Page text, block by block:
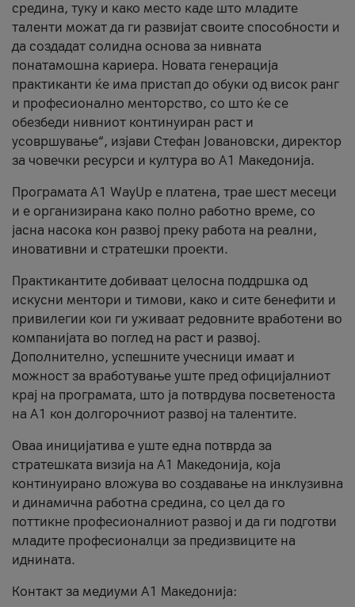
средина, туку и како место каде што младите
таленти можат да ги развијат своите способности и
да создадат солидна основа за нивната
понатамошна кариера. Новата генерација
практиканти ќе има пристап до обуки од висок ранг
и професионално менторство, со што ќе се
обезбеди нивниот континуиран раст и
усовршување“, изјави Стефан Јовановски, директор
за човечки ресурси и култура во А1 Македонија.
Програмата A1 WayUp е платена, трае шест месеци
и е организирана како полно работно време, со
јасна насока кон развој преку работа на реални,
иновативни и стратешки проекти.
Практикантите добиваат целосна поддршка од
искусни ментори и тимови, како и сите бенефити и
привилегии кои ги уживаат редовните вработени во
компанијата во поглед на раст и развој.
Дополнително, успешните учесници имаат и
можност за вработување уште пред официјалниот
крај на програмата, што ја потврдува посветеноста
на А1 кон долгорочниот развој на талентите.
Оваа иницијатива е уште една потврда за
стратешката визија на А1 Македонија, која
континуирано вложува во создавање на инклузивна
и динамична работна средина, со цел да го
поттикне професионалниот развој и да ги подготви
младите професионалци за предизвиците на
иднината.
Контакт за медиуми А1 Македонија: